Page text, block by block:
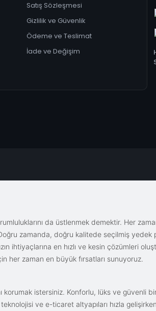
Satış Sözleşmesi
Gizlilik ve Güvenlik
Ödeme ve Teslimat
İade ve Değişim
da üstlenmek demektir. Her
zamanda, doğru kalitede seçilmiş yedek
ihtiyaçlarına en hızlı ve kesin çözümleri
her zaman en büyük fırsatları sunuyoruz.
istersiniz. Konforlu, lüks ve güvenli
ve e-ticaret altyapıları hızla